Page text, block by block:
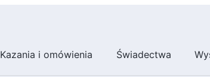
Kazania i omówienia Świadectwa